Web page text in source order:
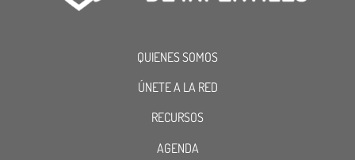
QUIENES SOMOS
ÚNETE A LA RED
RECURSOS
AGENDA